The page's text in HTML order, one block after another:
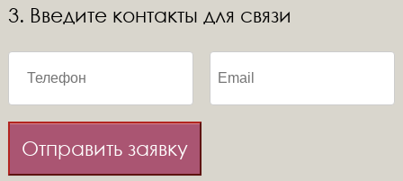
3. Введите контакты для связи
Отправить заявку